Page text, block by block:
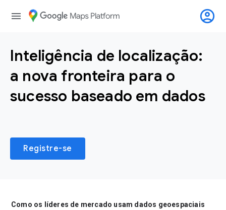
menu account_circle
Inteligência de localização:
a nova fronteira para o
sucesso baseado em dados
Registre-se
Como os líderes de mercado usam dados geoespaciais